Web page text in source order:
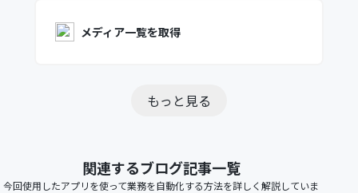
メディア一覧を取得
もっと見る
関連するブログ記事一覧
今回使用したアプリを使って業務を自動化する方法を詳しく解説していま